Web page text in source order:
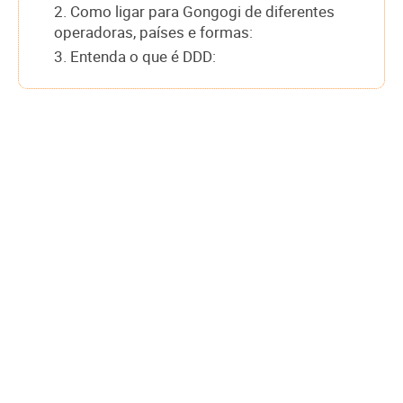
2. Como ligar para Gongogi de diferentes
operadoras, países e formas:
3. Entenda o que é DDD: